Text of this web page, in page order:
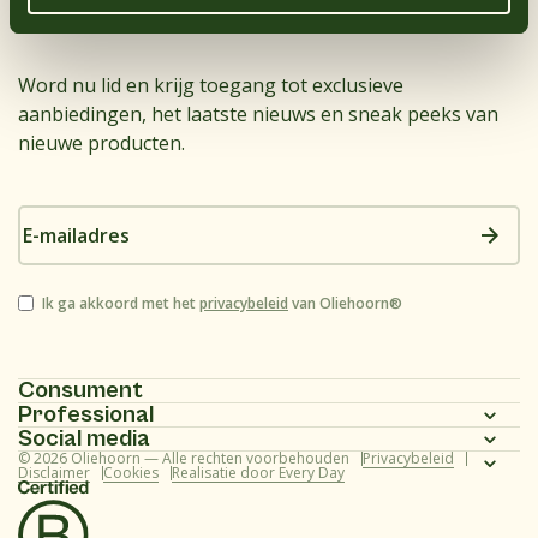
Bekijk alle producten
Word nu lid en krijg toegang tot exclusieve
aanbiedingen, het laatste nieuws en sneak peeks van
nieuwe producten.
E-
mailadres
Instemming
Ik ga akkoord met hetprivacybeleid van Oliehoorn®
Consument
Homepagina
Assortiment
Recepten
Professional
Homepagina
Assortiment
Social media
Instagram
Facebook
© 2026 Oliehoorn — Alle rechten voorbehouden Privacybeleid
Disclaimer Cookies Realisatie door Every Day